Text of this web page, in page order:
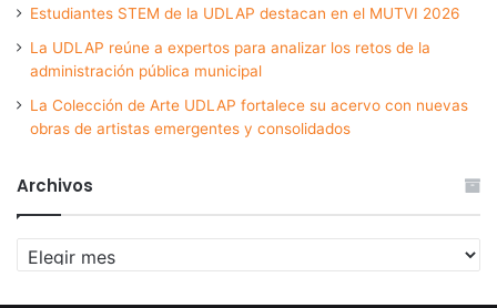
Estudiantes STEM de la UDLAP destacan en el MUTVI 2026
La UDLAP reúne a expertos para analizar los retos de la
administración pública municipal
La Colección de Arte UDLAP fortalece su acervo con nuevas
obras de artistas emergentes y consolidados
Archivos
Archivos